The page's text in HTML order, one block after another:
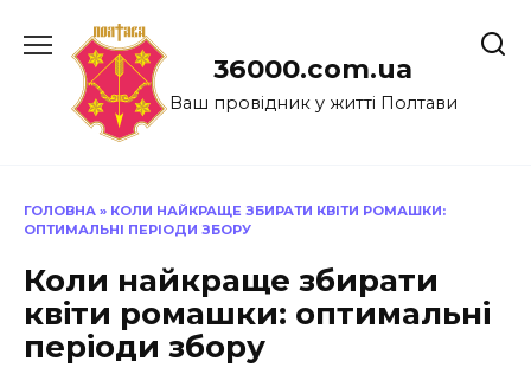
до
36000.com.ua
Ваш провідник у житті Полтави
ГОЛОВНА » КОЛИ НАЙКРАЩЕ ЗБИРАТИ КВІТИ РОМАШКИ:
ОПТИМАЛЬНІ ПЕРІОДИ ЗБОРУ
Коли найкраще збирати
квіти ромашки: оптимальні
періоди збору